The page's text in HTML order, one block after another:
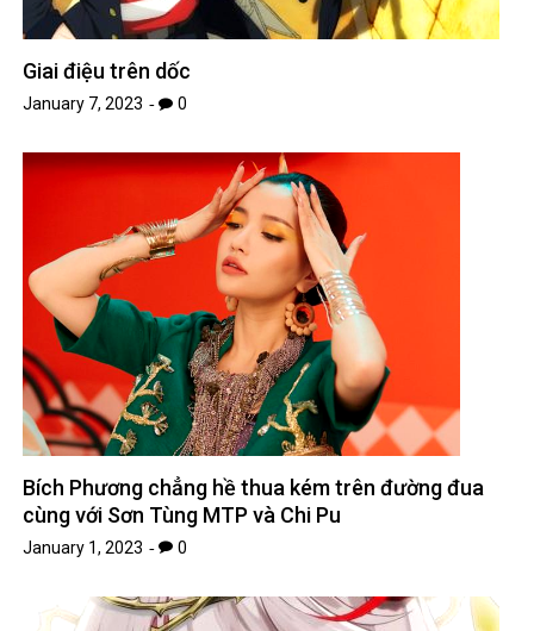
Giai điệu trên dốc
January 7, 2023 0
Bích Phương chẳng hề thua kém trên đường đua
cùng với Sơn Tùng MTP và Chi Pu
January 1, 2023 0